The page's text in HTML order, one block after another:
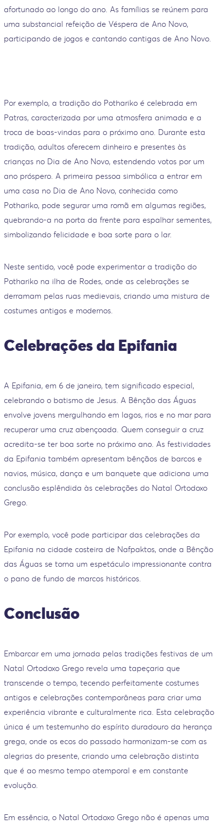
afortunado ao longo do ano. As famílias se reúnem para
uma substancial refeição de Véspera de Ano Novo,
participando de jogos e cantando cantigas de Ano Novo.
Por exemplo, a tradição do Pothariko é celebrada em
Patras, caracterizada por uma atmosfera animada e a
troca de boas-vindas para o próximo ano. Durante esta
tradição, adultos oferecem dinheiro e presentes às
crianças no Dia de Ano Novo, estendendo votos por um
ano próspero. A primeira pessoa simbólica a entrar em
uma casa no Dia de Ano Novo, conhecida como
Pothariko, pode segurar uma romã em algumas regiões,
quebrando-a na porta da frente para espalhar sementes,
simbolizando felicidade e boa sorte para o lar.
Neste sentido, você pode experimentar a tradição do
Pothariko na ilha de Rodes, onde as celebrações se
derramam pelas ruas medievais, criando uma mistura de
costumes antigos e modernos.
Celebrações da Epifania
A Epifania, em 6 de janeiro, tem significado especial,
celebrando o batismo de Jesus. A Bênção das Águas
envolve jovens mergulhando em lagos, rios e no mar para
recuperar uma cruz abençoada. Quem conseguir a cruz
acredita-se ter boa sorte no próximo ano. As festividades
da Epifania também apresentam bênçãos de barcos e
navios, música, dança e um banquete que adiciona uma
conclusão esplêndida às celebrações do Natal Ortodoxo
Grego.
Por exemplo, você pode participar das celebrações da
Epifania na cidade costeira de Nafpaktos, onde a Bênção
das Águas se torna um espetáculo impressionante contra
o pano de fundo de marcos históricos.
Conclusão
Embarcar em uma jornada pelas tradições festivas de um
Natal Ortodoxo Grego revela uma tapeçaria que
transcende o tempo, tecendo perfeitamente costumes
antigos e celebrações contemporâneas para criar uma
experiência vibrante e culturalmente rica. Esta celebração
única é um testemunho do espírito duradouro da herança
grega, onde os ecos do passado harmonizam-se com as
alegrias do presente, criando uma celebração distinta
que é ao mesmo tempo atemporal e em constante
evolução.
Em essência, o Natal Ortodoxo Grego não é apenas uma